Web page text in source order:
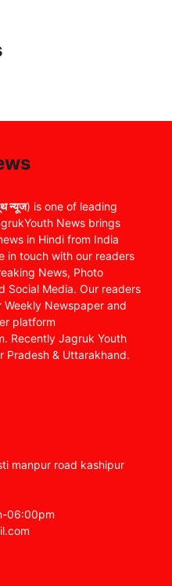
न्यूज) is one of leading
News brings
in Hindi from India
in touch with our readers
News, Photo
Social Media. Our readers
Newspaper and
platform
Recently Jagruk Youth
Pradesh & Uttarakhand.
manpur road kashipur
06:00pm